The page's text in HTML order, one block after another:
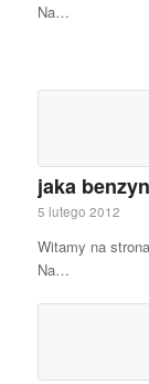
Na…
jaka
5 lutego 2012
Witamy na
Na…